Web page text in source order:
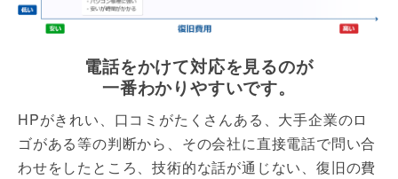
電話をかけて対応を見るのが
一番わかりやすいです。
HPがきれい、口コミがたくさんある、大手企業のロ
ゴがある等の判断から、その会社に直接電話で問い合
わせをしたところ、技術的な話が通じない、復旧の費